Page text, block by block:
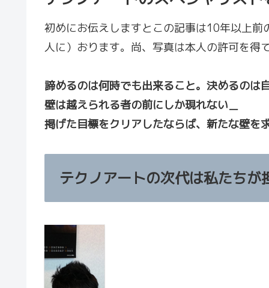
初めにお伝えしますとこの記事は10年以上
人に）おります。尚、写真は本人の許可を得
諦めるのは何時でも出来ること。決めるのは
壁は越えられる者の前にしか現れない＿
掲げた目標をクリアしたならば、新たな壁を
テクノアートの次代は私たちが